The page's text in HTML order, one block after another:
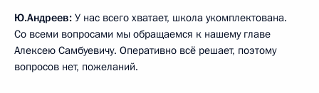
Ю.Андреев: У нас всего хватает, школа укомплектована.
Со всеми вопросами мы обращаемся к нашему главе
Алексею Самбуевичу. Оперативно всё решает, поэтому
вопросов нет, пожеланий.